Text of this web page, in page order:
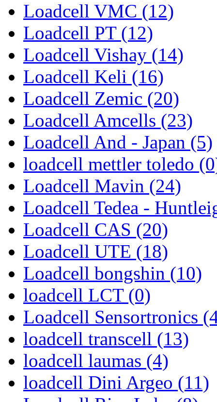
Loadcell VMC (12)
Loadcell PT (12)
Loadcell Vishay (14)
Loadcell Keli (16)
Loadcell Zemic (20)
Loadcell Amcells (23)
Loadcell And - Japan (5)
loadcell mettler toledo
Loadcell Mavin (24)
Loadcell Tedea -
Loadcell CAS (20)
Loadcell UTE (18)
Loadcell bongshin (10)
loadcell LCT (0)
Loadcell Sensortronics
loadcell transcell (13)
loadcell laumas (4)
loadcell Dini Argeo (11)